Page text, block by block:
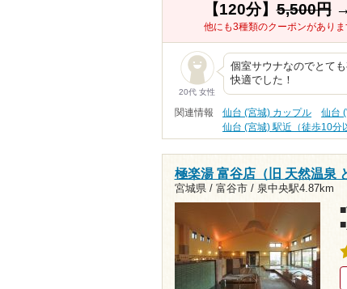
【120分】5,500円→
他にも3種類のクーポンがありま
20代 女性
個室サウナなのでとて
快適でした！
関連情報 仙台 (宮城) カップル 仙台
仙台 (宮城) 駅近（徒歩10分
極楽湯 富谷店（旧 天然温泉
宮城県 / 富谷市 / 泉中央駅4.87km